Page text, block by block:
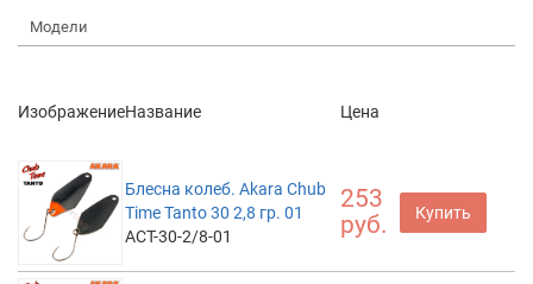
Модели
ИзображениеНазвание Цена
Блесна колеб. Akara Chub
Time Tanto 30 2,8 гр. 01
ACT-30-2/8-01
253
руб.
Купить